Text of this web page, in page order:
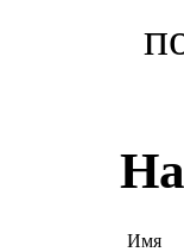
Имя